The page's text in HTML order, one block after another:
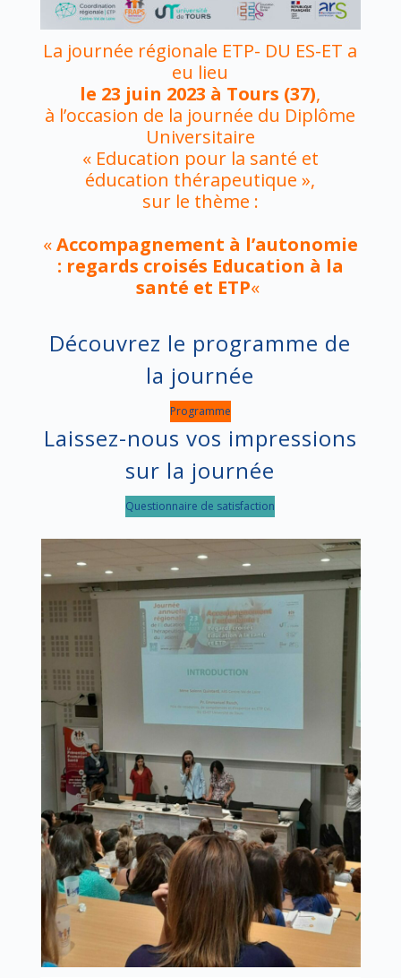
La journée régionale ETP- DU ES-ET a
eu lieu
le 23 juin 2023 à Tours (37),
à l’occasion de la journée du Diplôme
Universitaire
« Education pour la santé et
éducation thérapeutique »,
sur le thème :
«Accompagnement à l’autonomie
: regards croisés Education à la
santé et ETP«
Découvrez le programme de
la journée
Programme
Laissez-nous vos impressions
sur la journée
Questionnaire de satisfaction